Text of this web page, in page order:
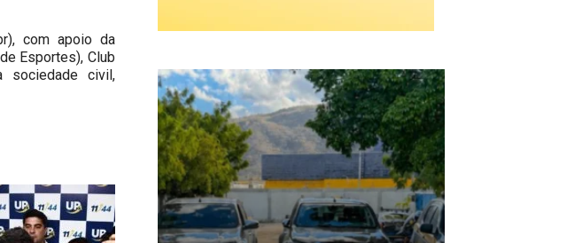
com apoio da
Esportes), Club
sociedade civil,